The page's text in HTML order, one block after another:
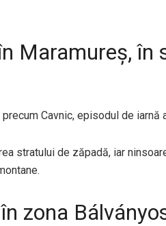
Maramureș, în
Cavnic, episodul de iarnă
stratului de zăpadă, iar
zona